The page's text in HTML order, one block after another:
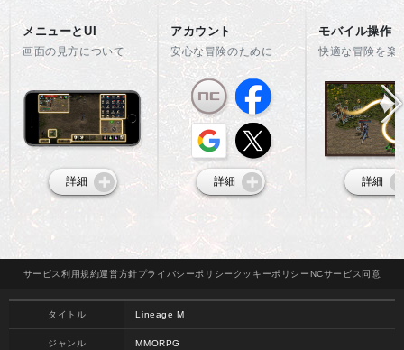
メニューとUI
画面の見方について
詳細
アカウント
安心な冒険のために
詳細
モバイル操作
快適な冒険を楽
詳細
サービス 利用規約運営方針プライバシーポリシー クッキーポリシーNCサービス 同意
タイトル Lineage M
ジャンル MMORPG